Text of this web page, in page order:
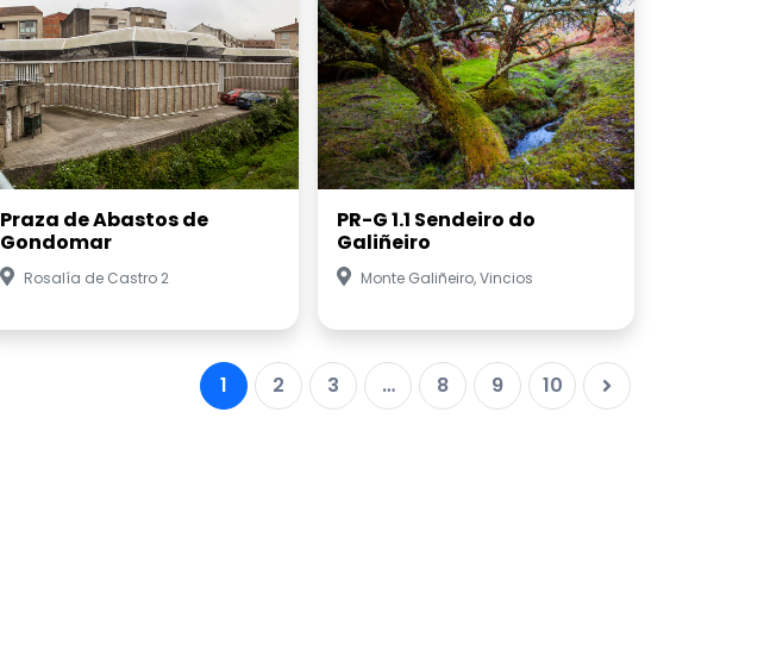
Praza de Abastos de
Gondomar
Rosalía de Castro 2
PR-G 1.1 Sendeiro do
Galiñeiro
Monte Galiñeiro, Vincios
1 2 3 … 8 9 10